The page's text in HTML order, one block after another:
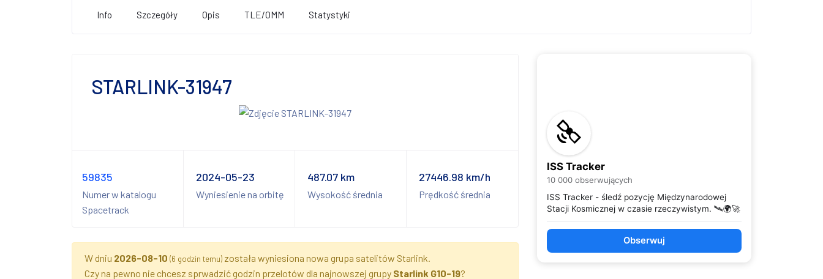
Info Szczegóły Opis TLE/OMM Statystyki
STARLINK-31947
59835
Numer w katalogu
Spacetrack
2024-05-23
Wyniesienie na orbitę
487.07 km
Wysokość średnia
27446.98 km/h
Prędkość średnia
W dniu 2026-08-10 (6 godzin temu) została wyniesiona nowa grupa satelitów Starlink.
Czy na pewno nie chcesz sprwadzić godzin przelotów dla najnowszej grupy Starlink G10-19?
ISS Tracker
10 000 obserwujących
ISS Tracker - śledź pozycję Międzynarodowej
Stacji Kosmicznej w czasie rzeczywistym. 🛰️🌍🚀
Obserwuj